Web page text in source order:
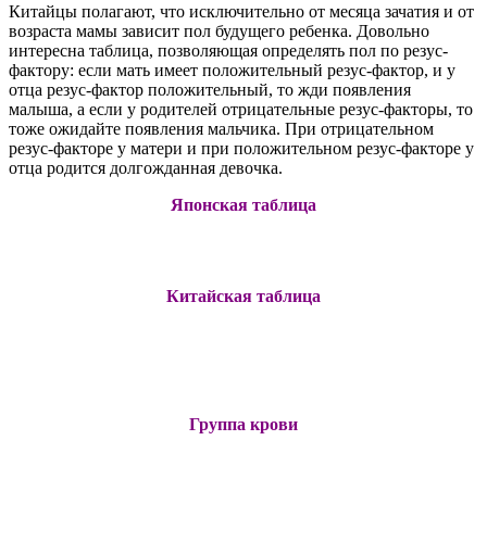
Китайцы полагают, что исключительно от месяца зачатия и от
возраста мамы зависит пол будущего ребенка. Довольно
интересна таблица, позволяющая определять пол по резус-
фактору: если мать имеет положительный резус-фактор, и у
отца резус-фактор положительный, то жди появления
малыша, а если у родителей отрицательные резус-факторы, то
тоже ожидайте появления мальчика. При отрицательном
резус-факторе у матери и при положительном резус-факторе у
отца родится долгожданная девочка.
Японская таблица
Китайская таблица
Группа крови